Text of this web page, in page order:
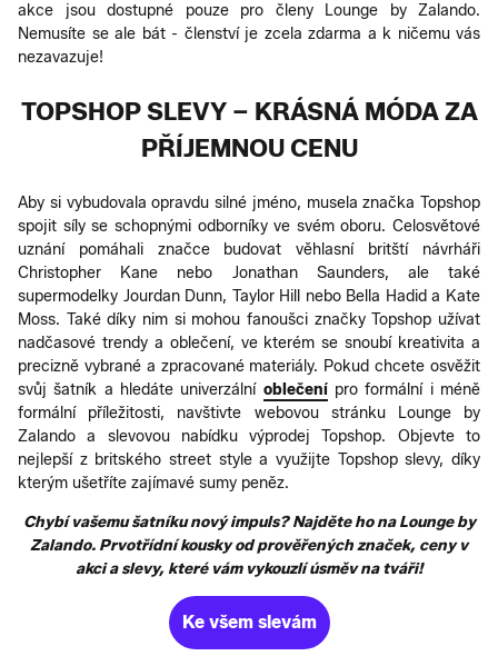
akce jsou dostupné pouze pro členy Lounge by Zalando.
Nemusíte se ale bát - členství je zcela zdarma a k ničemu vás
nezavazuje!
TOPSHOP SLEVY – KRÁSNÁ MÓDA ZA
PŘÍJEMNOU CENU
Aby si vybudovala opravdu silné jméno, musela značka Topshop
spojit síly se schopnými odborníky ve svém oboru. Celosvětové
uznání pomáhali značce budovat věhlasní britští návrháři
Christopher Kane nebo Jonathan Saunders, ale také
supermodelky Jourdan Dunn, Taylor Hill nebo Bella Hadid a Kate
Moss. Také díky nim si mohou fanoušci značky Topshop užívat
nadčasové trendy a oblečení, ve kterém se snoubí kreativita a
precizně vybrané a zpracované materiály. Pokud chcete osvěžit
svůj šatník a hledáte univerzální oblečenípro formální i méně
formální příležitosti, navštivte webovou stránku Lounge by
Zalando a slevovou nabídku výprodej Topshop. Objevte to
nejlepší z britského street style a využijte Topshop slevy, díky
kterým ušetříte zajímavé sumy peněz.
Chybí vašemu šatníku nový impuls? Najděte ho na Lounge by
Zalando. Prvotřídní kousky od prověřených značek, ceny v
akci a slevy, které vám vykouzlí úsměv na tváři!
Ke všem slevám